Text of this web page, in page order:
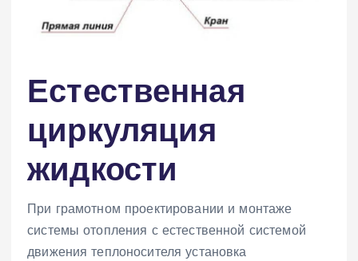
Естественная
циркуляция
жидкости
При грамотном проектировании и монтаже
системы отопления с естественной системой
движения теплоносителя установка